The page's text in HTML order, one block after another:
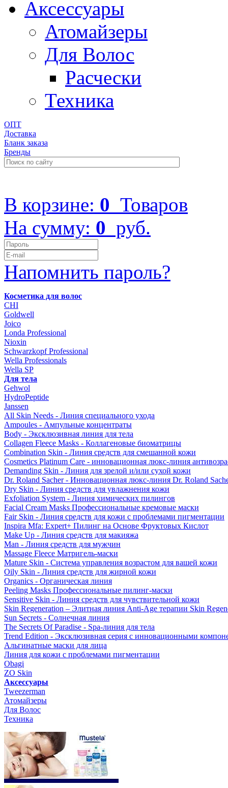
Aксессуары
Атомайзеры
Для Волос
Расчески
Техника
ОПТ
Доставка
Бланк заказа
Бренды
В корзине: 0 Товаров
На сумму: 0 руб.
Напомнить пароль?
Косметика для волос
CHI
Goldwell
Joico
Londa Professional
Nioxin
Schwarzkopf Professional
Wella Professionals
Wella SP
Для тела
Gehwol
HydroPeptide
Janssen
All Skin Needs - Линия специального ухода
Ampoules - Ампульные концентраты
Body - Эксклюзивная линия для тела
Collagen Fleece Masks - Коллагеновые биоматрицы
Combination Skin - Линия средств для смешанной кожи
Cosmetics Platinum Care - инновационная люкс-линия
Demanding Skin - Линия для зрелой и/или сухой кожи
Dr. Roland Sacher - Инновационная люкс-линия Dr. Roland
Dry Skin - Линия средств для увлажнения кожи
Exfoliation System - Линия химических пилингов
Facial Cream Masks Профессиональные кремовые маски
Fair Skin - Линия средств для кожи с проблемами пигментации
Inspira Mfa: Expert+ Пилинг на Основе Фруктовых Кислот
Make Up - Линия средств для макияжа
Man - Линия средств для мужчин
Massage Fleece Матригель-маски
Mature Skin - Система управления возрастом для вашей кожи
Oily Skin - Линия средств для жирной кожи
Organics - Органическая линия
Peeling Masks Профессиональные пилинг-маски
Sensitive Skin - Линия средств для чувствительной кожи
Skin Regeneration – Элитная линия Anti-Age терапии Skin
Sun Secrets - Солнечная линия
The Secrets Of Paradise - Spa-линия для тела
Trend Edition - Эксклюзивная серия с инновационными
Альгинатные маски для лица
Линия для кожи с проблемами пигментации
Obagi
ZO Skin
Aксессуары
Tweezerman
Атомайзеры
Для Волос
Техника